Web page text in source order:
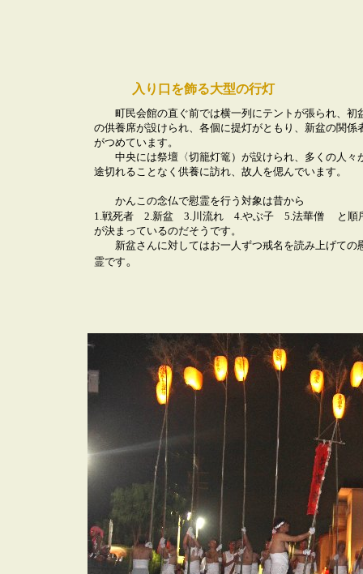
入り口を飾る大型の行灯
町民会館の直ぐ前では横一列にテントが張られ、初
の供養席が設けられ、各個に提灯がともり、新盆の関係
がつめています。
中央には祭壇〈切籠灯篭）が設けられ、多くの人々
途切れることなく供養に訪れ、故人を偲んでいます。
かんこの念仏で慰霊を行う対象は昔から
1.戦死者 2.新盆 3.川流れ 4.やぶ子 5.法華僧
と順
が決まっているのだそうです。
新盆さんに対してはお一人ずつ戒名を読み上げての
霊です 。